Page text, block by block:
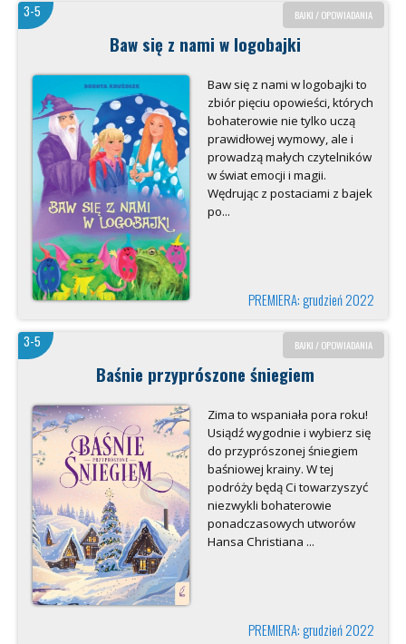
3-5 BAJKI / OPOWIADANIA
Baw się z nami w logobajki
Baw się z nami w logobajki to
zbiór pięciu opowieści, których
bohaterowie nie tylko uczą
prawidłowej wymowy, ale i
prowadzą małych czytelników
w świat emocji i magii.
Wędrując z postaciami z bajek
po...
PREMIERA: grudzień 2022
3-5 BAJKI / OPOWIADANIA
Baśnie przyprószone śniegiem
Zima to wspaniała pora roku!
Usiądź wygodnie i wybierz się
do przyprószonej śniegiem
baśniowej krainy. W tej
podróży będą Ci towarzyszyć
niezwykli bohaterowie
ponadczasowych utworów
Hansa Christiana ...
PREMIERA: grudzień 2022